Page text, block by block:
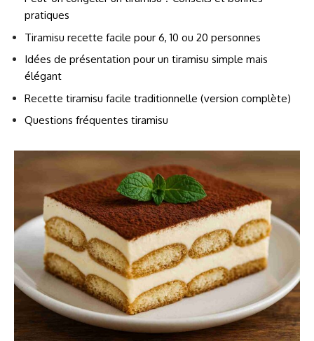
pratiques
Tiramisu recette facile pour 6, 10 ou 20 personnes
Idées de présentation pour un tiramisu simple mais
élégant
Recette tiramisu facile traditionnelle (version complète)
Questions fréquentes tiramisu